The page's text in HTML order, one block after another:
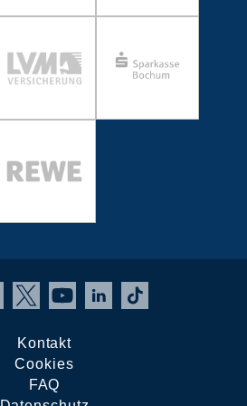
Kontakt
Cookies
FAQ